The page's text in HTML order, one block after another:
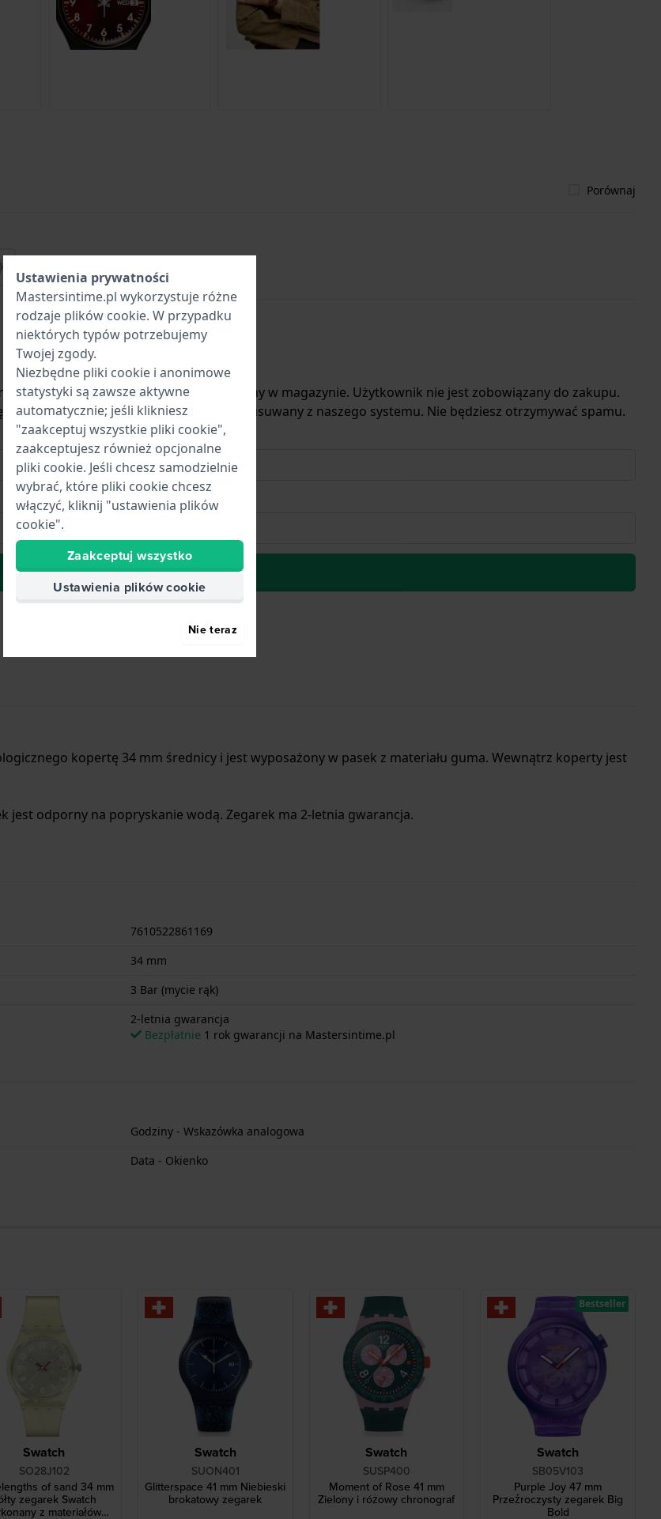
Porównaj
gdy produkt będzie ponownie dostępny w magazynie. Użytkownik nie jest zobowiązany do zakupu.
nowych zapasach. Jest on natychmiast usuwany z naszego systemu. Nie będziesz otrzymywać spamu.
do Listy Życzeń
kopertę 34 mm średnicy i jest wyposażony w pasek z materiału guma. Wewnątrz koperty jest
jest odporny na popryskanie wodą. Zegarek ma 2-letnia gwarancja.
7610522861169
34 mm
3 Bar (mycie rąk)
2-letnia gwarancja
Bezpłatnie 1 rok gwarancji na Mastersintime.pl
Godziny - Wskazówka analogowa
Data - Okienko
Swatch
SO28J102
of sand 34 mm
zegarek Swatch
z materiałów
Swatch
SUON401
Glitterspace 41 mm Niebieski
brokatowy zegarek
Swatch
SUSP400
Moment of Rose 41 mm
Zielony i różowy chronograf
Swatch
SB05V103
Purple Joy 47 mm
Przeźroczysty zegarek Big
Bold
Bestseller
Ustawienia prywatności
Mastersintime.pl wykorzystuje różne
rodzaje plików cookie. W przypadku
niektórych typów potrzebujemy
Twojej zgody.
Niezbędne pliki cookie i anonimowe
statystyki są zawsze aktywne
automatycznie; jeśli klikniesz
"zaakceptuj wszystkie pliki cookie",
zaakceptujesz również opcjonalne
pliki cookie. Jeśli chcesz samodzielnie
wybrać, które pliki cookie chcesz
włączyć, kliknij "ustawienia plików
cookie".
Zaakceptuj wszystko
Ustawienia plików cookie
Nie teraz